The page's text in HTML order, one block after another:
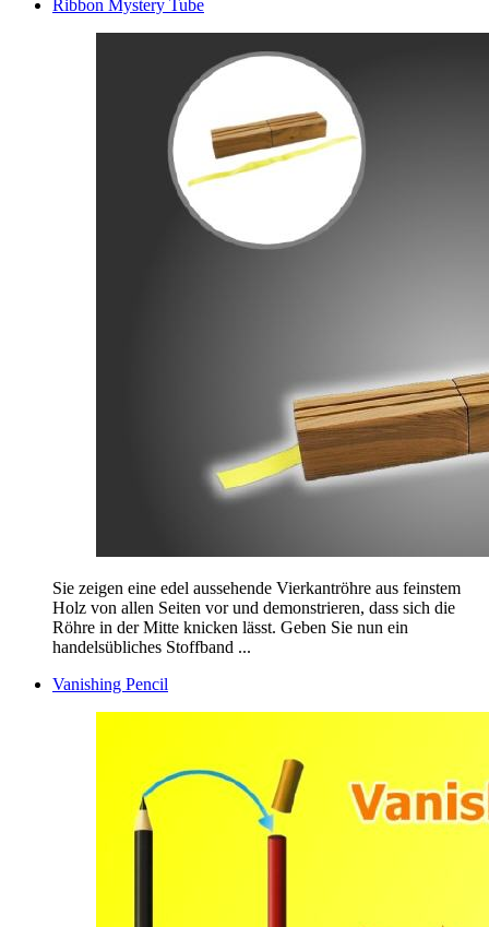
Ribbon Mystery Tube
Sie zeigen eine edel aussehende Vierkantröhre aus feinstem
Holz von allen Seiten vor und demonstrieren, dass sich die
Röhre in der Mitte knicken lässt. Geben Sie nun ein
handelsübliches Stoffband ...
Vanishing Pencil